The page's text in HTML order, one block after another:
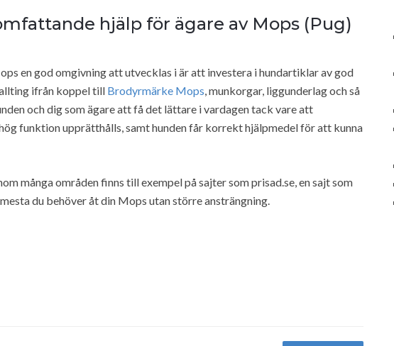
hjälp för ägare av Mops (Pug)
en god omgivning att utvecklas i är att investera i hundartiklar av god
ifrån koppel till Brodyrmärke Mops, munkorgar, liggunderlag och så
och dig som ägare att få det lättare i vardagen tack vare att
funktion upprätthålls, samt hunden får korrekt hjälpmedel för att kunna
många områden finns till exempel på sajter som prisad.se, en sajt som
du behöver åt din Mops utan större ansträngning.